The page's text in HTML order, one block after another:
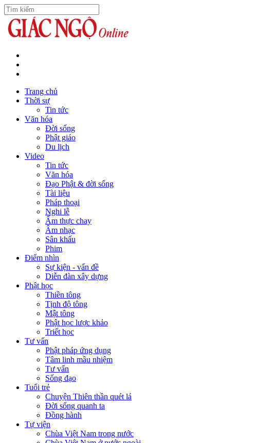
Trang chủ
Thời sự
Tin tức
Văn hóa
Đời sống
Phật giáo
Du lịch
Video
Tin tức
Văn hóa
Đạo Phật & đời sống
Tài liệu
Pháp thoại
Nghi lễ
Ẩm thực chay
Âm nhạc
Sân khấu
Phim
Điểm nhìn
Sự kiện - vấn đề
Diễn đàn xây dựng
Phật học
Thiền tông
Tịnh độ tông
Mật tông
Phật học lược khảo
Triết học
Tư vấn
Phật pháp ứng dụng
Tâm linh mầu nhiệm
Tư vấn
Sống đạo
Tuổi trẻ
Chuyện Thiên thần quét lá
Đời sống quanh ta
Đồng hành
Tự viện
Chùa Việt Nam trong nước